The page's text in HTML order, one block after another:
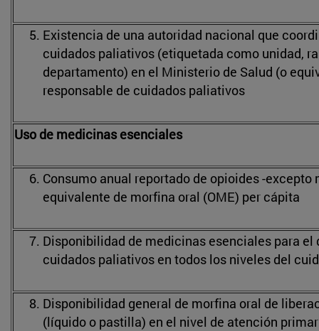
Existencia de una autoridad nacional que
cuidados paliativos (etiquetada como unidad,
departamento) en el Ministerio de Salud (o
responsable de cuidados paliativos
Uso de medicinas esenciales
Consumo anual reportado de opioides -excepto
equivalente de morfina oral (OME) per cápita
Disponibilidad de medicinas esenciales para el
cuidados paliativos en todos los niveles del
Disponibilidad general de morfina oral de
(líquido o pastilla) en el nivel de atención